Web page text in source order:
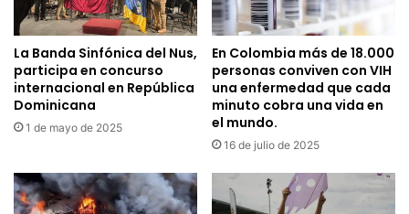
La Banda Sinfónica del Nus,
participa en concurso
internacional en República
Dominicana
1 de mayo de 2025
En Colombia más de 18.000
personas conviven con VIH
una enfermedad que cada
minuto cobra una vida en
el mundo.
16 de julio de 2025